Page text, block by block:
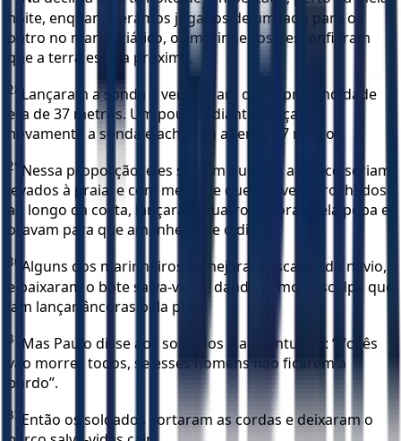
noite, enquanto éramos jogados de um lado para o
outro no mar Adriático, os marinheiros desconfiaram
que a terra estava próxima.
28 Lançaram a sonda e verificaram que a profundidade
era de 37 metros. Um pouco adiante, lançaram
novamente a sonda e acharam apenas 27 metros.
29 Nessa proporção, eles sabiam que dali a pouco seriam
levados à praia; e com medo de que houvesse rochedos
ao longo da costa, lançaram quatro âncoras pela popa e
oravam para que amanhecesse o dia.
30 Alguns dos marinheiros planejaram escapar do navio,
e baixaram o bote salva-vidas, dando como desculpa que
iam lançar âncoras pela proa.
31
Mas Paulo disse aos soldados e ao centurião: “Vocês
vão morrer todos, se esses homens não ficarem a
bordo”.
32 Então os soldados cortaram as cordas e deixaram o